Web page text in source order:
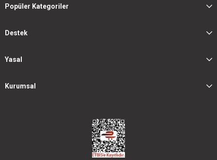
Popüler Kategoriler
Destek
Yasal
Kurumsal